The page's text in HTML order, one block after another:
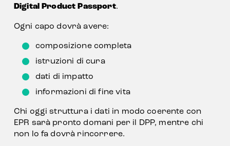
Digital Product Passport.
Ogni capo dovrà avere:
composizione completa
istruzioni di cura
dati di impatto
informazioni di fine vita
Chi oggi struttura i dati in modo coerente con
EPR sarà pronto domani per il DPP, mentre chi
non lo fa dovrà rincorrere.